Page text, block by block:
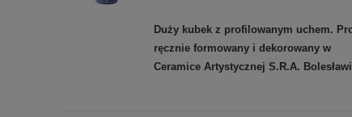
Duży kubek z profilowanym uchem.
ręcznie formowany i dekorowany w
Ceramice Artystycznej S.R.A.